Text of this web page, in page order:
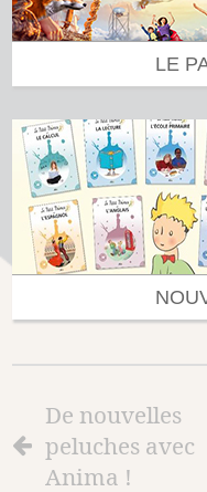
LE
De nouvelles
peluches avec
Anima !